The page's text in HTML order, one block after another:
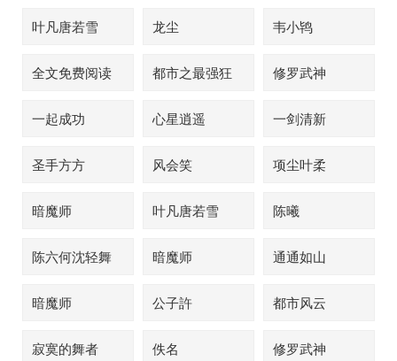
叶凡唐若雪 龙尘 韦小鸨
全文免费阅读
都市之最强狂
修罗武神
一起成功 心星逍遥 一剑清新
圣手方方 风会笑 项尘叶柔
暗魔师 叶凡唐若雪 陈曦
陈六何沈轻舞 暗魔师 通通如山
暗魔师 公子許 都市风云
寂寞的舞者 佚名 修罗武神